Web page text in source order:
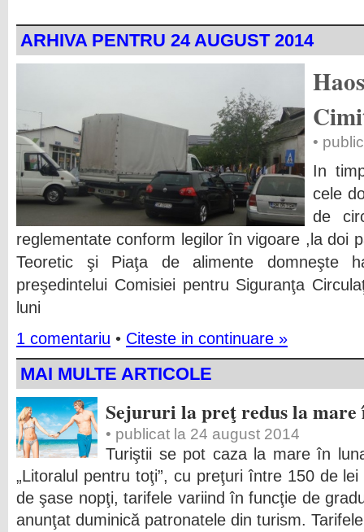
ARHIVA PENTRU 24 AUGUST 2014
•
In
cele
de
reglementate conform legilor în vigoare ,la doi
Teoretic şi Piaţa de alimente domneşte
preşedintelui Comisiei pentru Siguranţa
luni
1 comentariu • Citeste in continuare »
MAI MULTE ARTICOLE
Sejururi la preţ redus la mare
• publicat la 24 august 2014
Turiştii se pot caza la mare în
„Litoralul pentru toţi”, cu preţuri între 150 de
de şase nopţi, tarifele variind în funcţie de
anunţat duminică patronatele din turism. Tarifele